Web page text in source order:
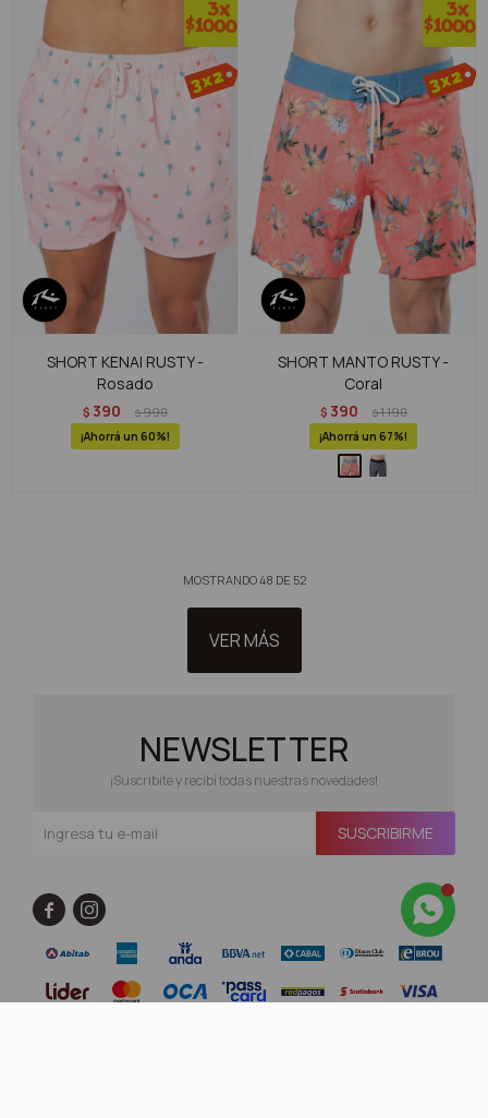
SHORT KENAI RUSTY -
Rosado
$ 390 $990
60
SHORT MANTO RUSTY -
Coral
$ 390 $1.190
67
MOSTRANDO48 DE 52
VER MÁS
NEWSLETTER
¡Suscribite y recibí todas nuestras novedades!
SUSCRIBIRME
 